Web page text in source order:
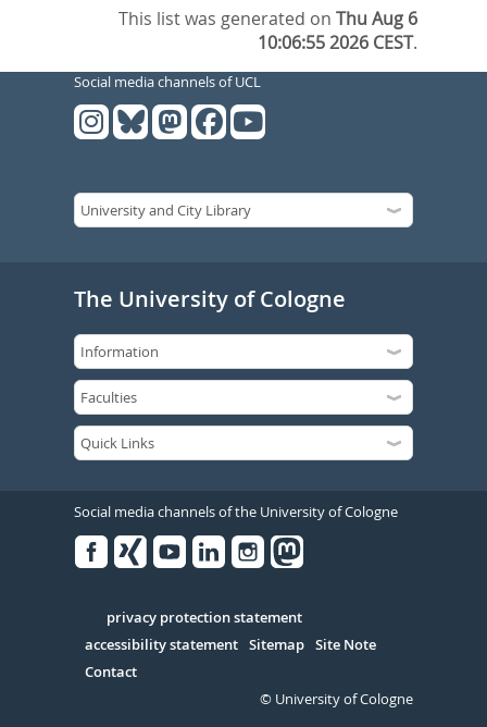
This list was generated onThu Aug 6
10:06:55 2026 CEST.
Social media channels of UCL
The University of Cologne
Social media channels of the University of Cologne
Serivce
privacy protection statement
accessibility statement Sitemap Site Note
Contact
© University of Cologne